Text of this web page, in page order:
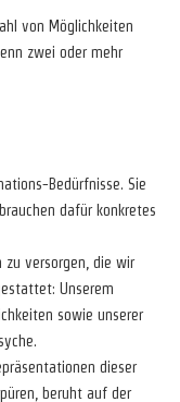
von Möglichkeiten
zwei oder mehr
Bedürfnisse. Sie
dafür konkretes
versorgen, die wir
Unserem
sowie unserer
dieser
beruht auf der